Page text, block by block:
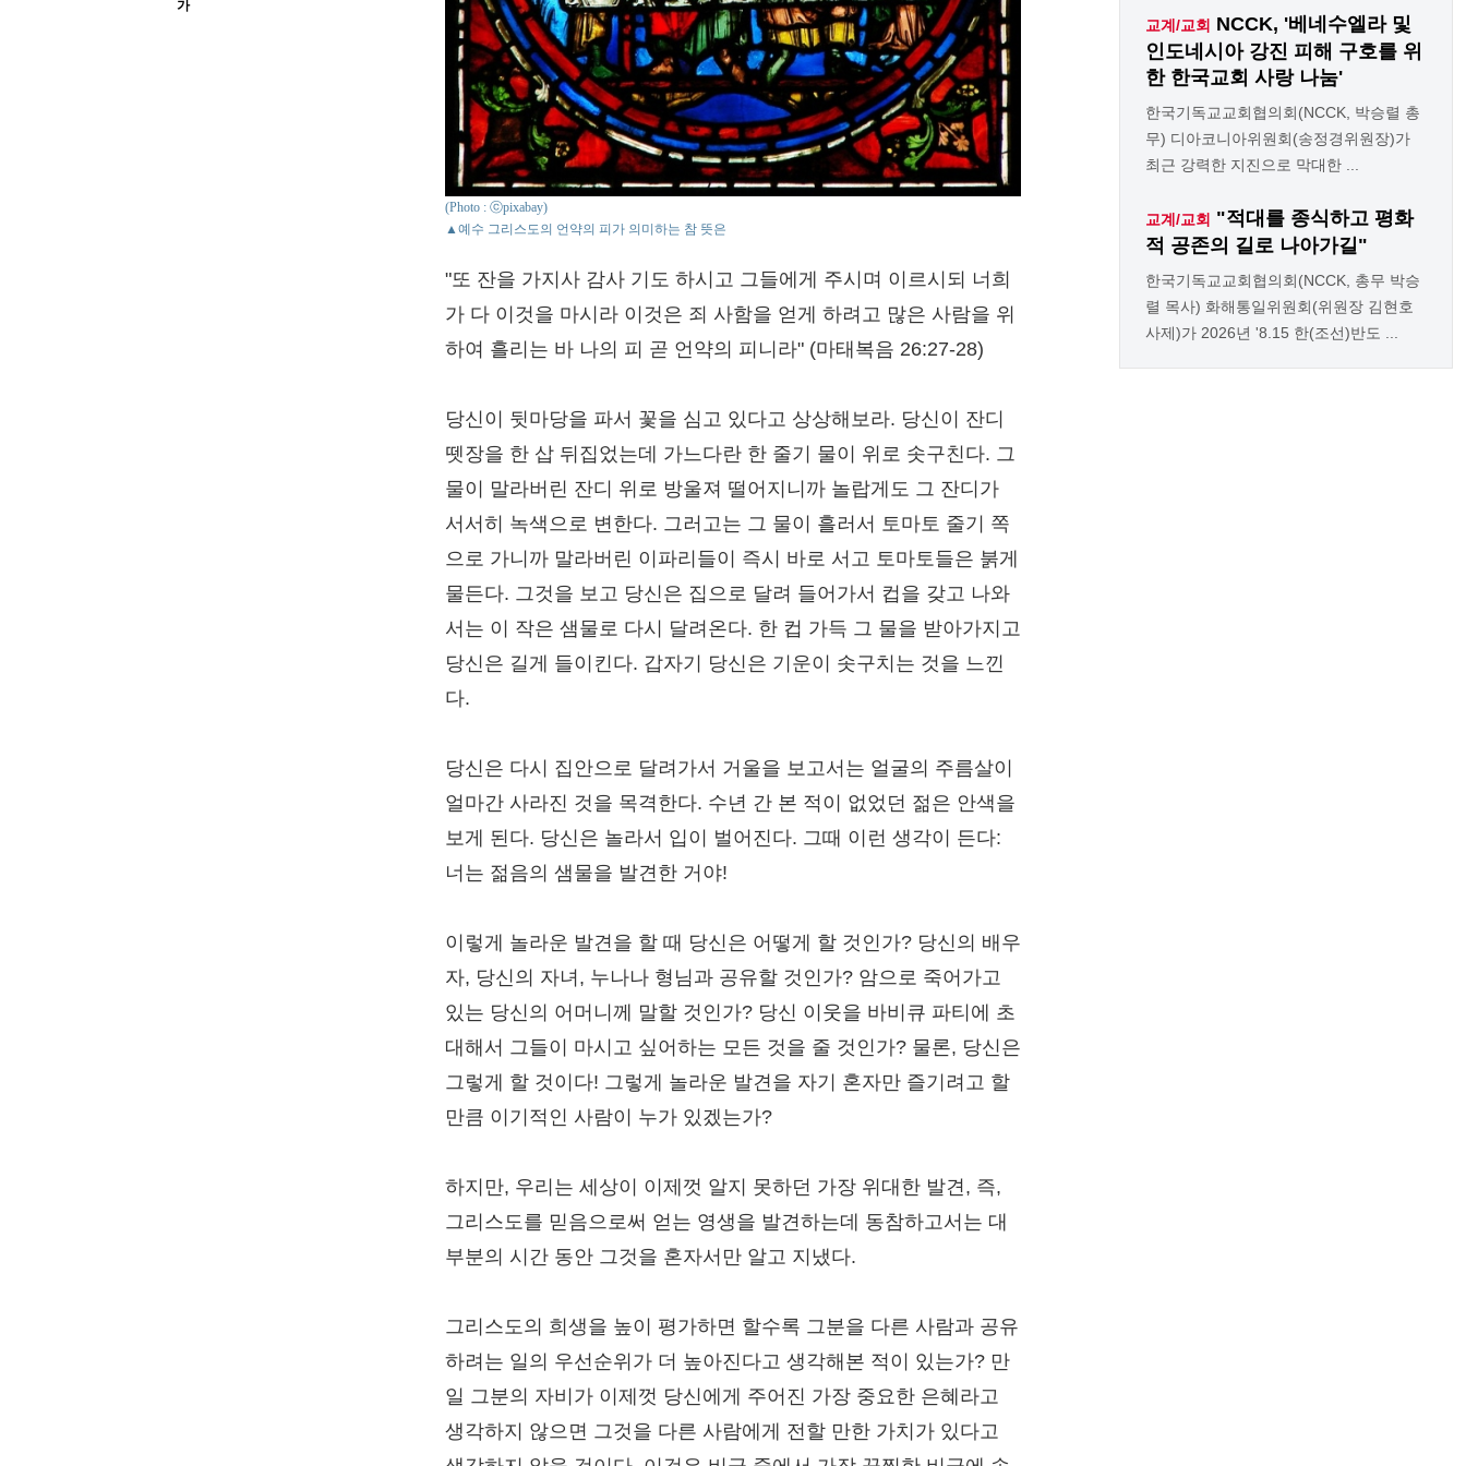
가
(Photo : ⓒpixabay)
▲예수 그리스도의 언약의 피가 의미하는 참 뜻은
"또 잔을 가지사 감사 기도 하시고 그들에게 주시며 이르시되 너희
가 다 이것을 마시라 이것은 죄 사함을 얻게 하려고 많은 사람을 위
하여 흘리는 바 나의 피 곧 언약의 피니라" (마태복음 26:27-28)
당신이 뒷마당을 파서 꽃을 심고 있다고 상상해보라. 당신이 잔디
뗏장을 한 삽 뒤집었는데 가느다란 한 줄기 물이 위로 솟구친다. 그
물이 말라버린 잔디 위로 방울져 떨어지니까 놀랍게도 그 잔디가
서서히 녹색으로 변한다. 그러고는 그 물이 흘러서 토마토 줄기 쪽
으로 가니까 말라버린 이파리들이 즉시 바로 서고 토마토들은 붉게
물든다. 그것을 보고 당신은 집으로 달려 들어가서 컵을 갖고 나와
서는 이 작은 샘물로 다시 달려온다. 한 컵 가득 그 물을 받아가지고
당신은 길게 들이킨다. 갑자기 당신은 기운이 솟구치는 것을 느낀
다.
당신은 다시 집안으로 달려가서 거울을 보고서는 얼굴의 주름살이
얼마간 사라진 것을 목격한다. 수년 간 본 적이 없었던 젊은 안색을
보게 된다. 당신은 놀라서 입이 벌어진다. 그때 이런 생각이 든다:
너는 젊음의 샘물을 발견한 거야!
이렇게 놀라운 발견을 할 때 당신은 어떻게 할 것인가? 당신의 배우
자, 당신의 자녀, 누나나 형님과 공유할 것인가? 암으로 죽어가고
있는 당신의 어머니께 말할 것인가? 당신 이웃을 바비큐 파티에 초
대해서 그들이 마시고 싶어하는 모든 것을 줄 것인가? 물론, 당신은
그렇게 할 것이다! 그렇게 놀라운 발견을 자기 혼자만 즐기려고 할
만큼 이기적인 사람이 누가 있겠는가?
하지만, 우리는 세상이 이제껏 알지 못하던 가장 위대한 발견, 즉,
그리스도를 믿음으로써 얻는 영생을 발견하는데 동참하고서는 대
부분의 시간 동안 그것을 혼자서만 알고 지냈다.
그리스도의 희생을 높이 평가하면 할수록 그분을 다른 사람과 공유
하려는 일의 우선순위가 더 높아진다고 생각해본 적이 있는가? 만
일 그분의 자비가 이제껏 당신에게 주어진 가장 중요한 은혜라고
생각하지 않으면 그것을 다른 사람에게 전할 만한 가치가 있다고
교계/교회 NCCK, '베네수엘라 및
인도네시아 강진 피해 구호를 위
한 한국교회 사랑 나눔'
한국기독교교회협의회(NCCK, 박승렬 총
무) 디아코니아위원회(송정경위원장)가
최근 강력한 지진으로 막대한 ...
교계/교회 "적대를 종식하고 평화
적 공존의 길로 나아가길"
한국기독교교회협의회(NCCK, 총무 박승
렬 목사) 화해통일위원회(위원장 김현호
사제)가 2026년 '8.15 한(조선)반도 ...